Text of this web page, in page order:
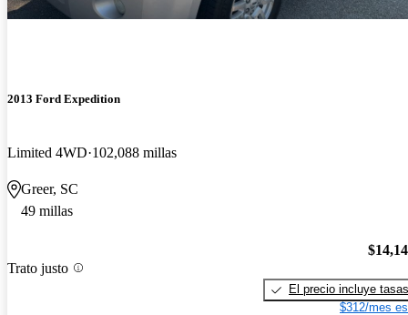
2013 Ford Expedition
Limited 4WD 102,088 millas
Greer, SC
49 millas
Trato justo
El precio incluye tasas
$312/mes